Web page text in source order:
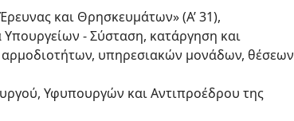
και Θρησκευμάτων» (Α’ 31),
- Σύσταση, κατάργηση και
υπηρεσιακών μονάδων, θέσεων
Υφυπουργών και Αντιπροέδρου της